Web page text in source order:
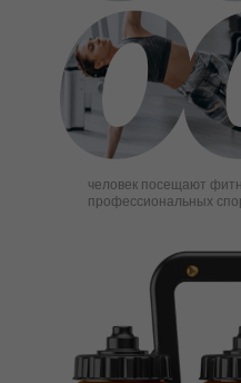
человек посещают
профессиональных